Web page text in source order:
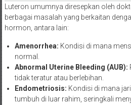
Luteron umumnya diresepkan oleh
berbagai masalah yang berkaitan
hormon, antara lain:
Amenorrhea: Kondisi di mana
normal.
Abnormal Uterine Bleeding (AUB):
tidak teratur atau berlebihan.
Endometriosis: Kondisi di mana
tumbuh di luar rahim, seringkali